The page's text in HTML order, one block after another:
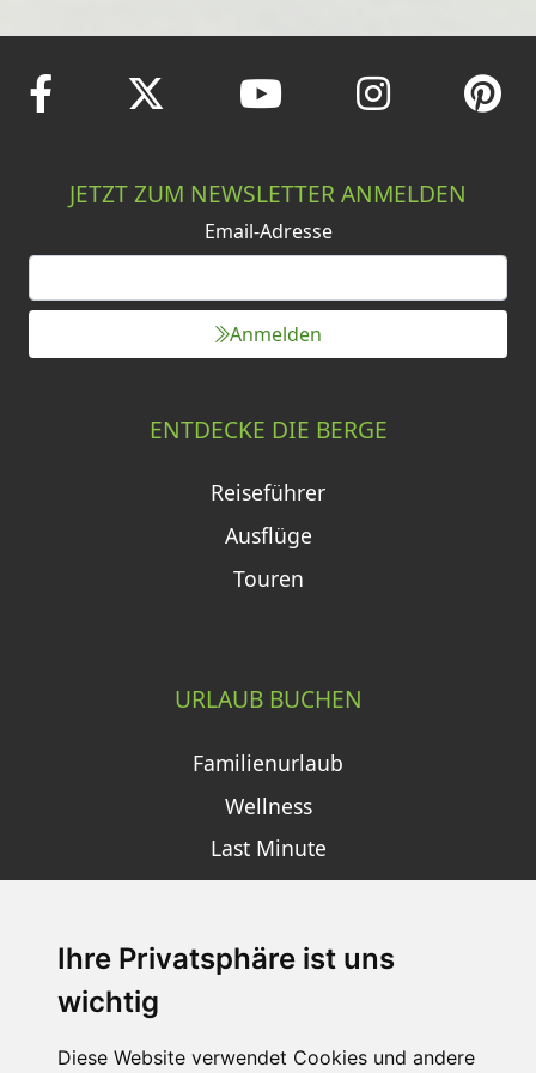
Ihre Privatsphäre ist uns
wichtig
Diese Website verwendet Cookies und andere
JETZT ZUM NEWSLETTER ANMELDEN
Email-Adresse
Anmelden
ENTDECKE DIE BERGE
Reiseführer
Ausflüge
Touren
URLAUB BUCHEN
Familienurlaub
Wellness
Last Minute
SCHNEEHÖHEN SKI APP
Die Schneehoehen Ski APP für iOS und Android - Ein
Muss für alle Wintersportler und Schneefreaks!